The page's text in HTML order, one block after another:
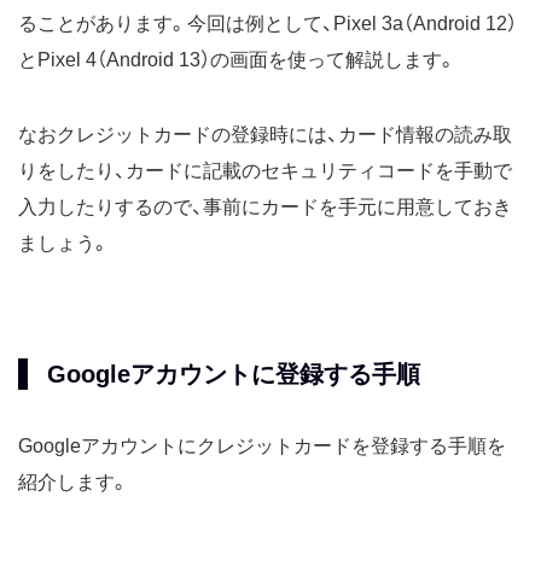
ることがあります。今回は例として、Pixel 3a（Android 12）
とPixel 4（Android 13）の画面を使って解説します。
なおクレジットカードの登録時には、カード情報の読み取
りをしたり、カードに記載のセキュリティコードを手動で
入力したりするので、事前にカードを手元に用意しておき
ましょう。
Googleアカウントに登録する手順
Googleアカウントにクレジットカードを登録する手順を
紹介します。